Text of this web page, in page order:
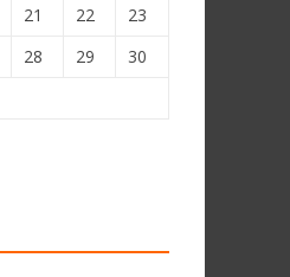
21 22
23
28 29
30